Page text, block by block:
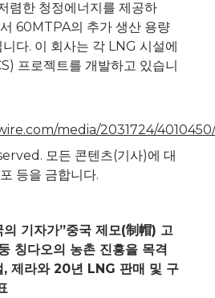
렴한 청정에너지를 제공하
60MTPA의 추가 생산 용량
다. 이 회사는 각 LNG 시설에
프로젝트를 개발하고 있습니
media/2031724/
모든 콘텐츠(기사)에 대
등을 금합니다.
의 기자가”중국 제모(制帽) 고
칭다오의 농촌 진흥을 목격
, 제라와 20년 LNG 판매 및 구